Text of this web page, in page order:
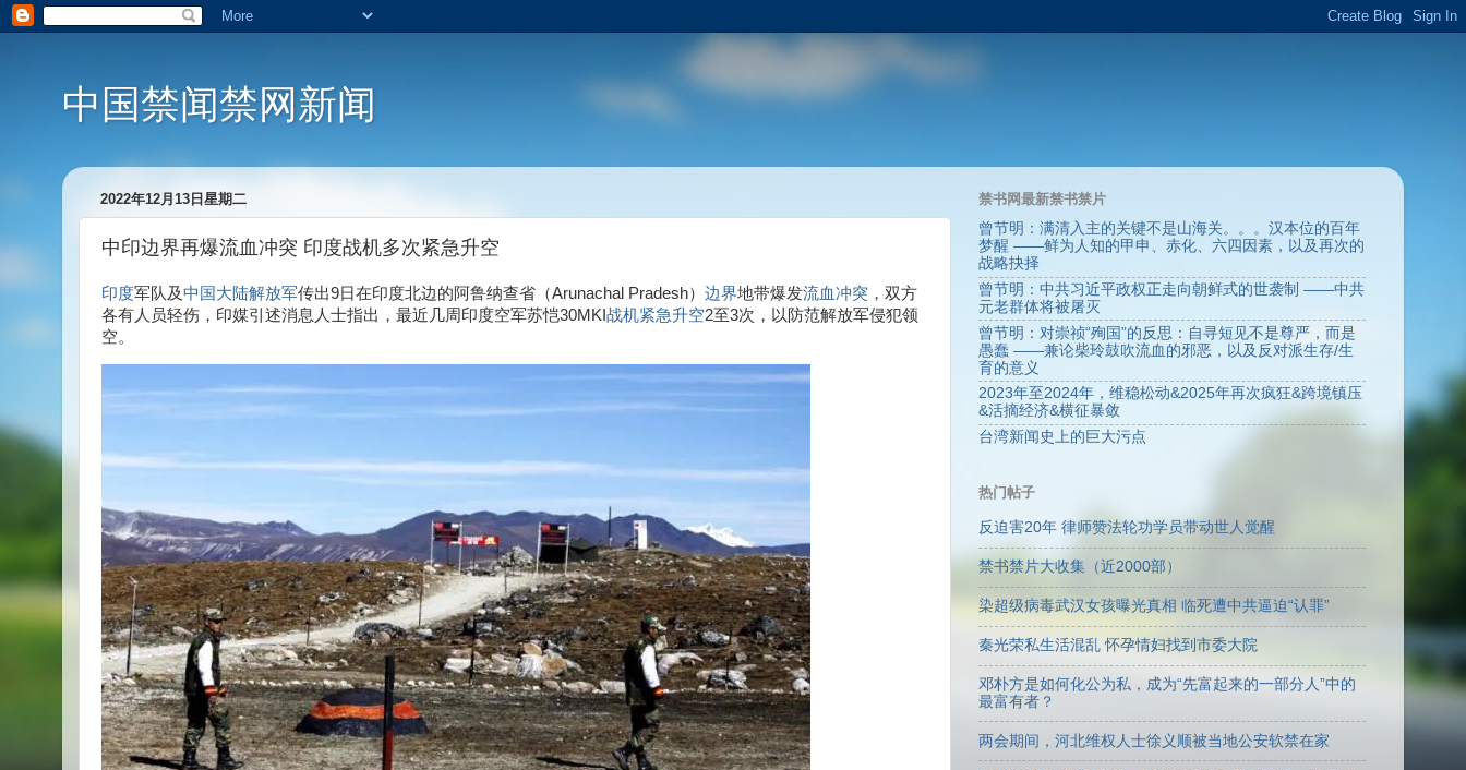
中国禁闻禁网新闻
2022年12月13日星期二
中印边界再爆流血冲突 印度战机多次紧急升空
印度军队及中国 大陆解放军传出9日在印度北边的阿鲁纳查省（Arunachal Pradesh） 边界地带爆发流血冲突 ，双方
各有人员轻伤，印媒引述消息人士指出，最近几周印度空军苏恺30MKI 战机紧急升空2至3次，以防范解放军侵犯领
空。
禁书网最新禁书禁片
曾节明：满清入主的关键不是山海关。。。汉本位的百年
梦醒 ——鲜为人知的甲申、赤化、六四因素，以及再次的
战略抉择
曾节明：中共习近平政权正走向朝鲜式的世袭制 ——中共
元老群体将被屠灭
曾节明：对崇祯“殉国”的反思：自寻短见不是尊严，而是
愚蠢 ——兼论柴玲鼓吹流血的邪恶，以及反对派生存/生
育的意义
2023年至2024年，维稳松动&2025年再次疯狂&跨境镇压
&活摘经济&横征暴敛
台湾新闻史上的巨大污点
热门帖子
反迫害20年 律师赞法轮功学员带动世人觉醒
禁书禁片大收集（近2000部）
染超级病毒武汉女孩曝光真相 临死遭中共逼迫“认罪”
秦光荣私生活混乱 怀孕情妇找到市委大院
邓朴方是如何化公为私，成为“先富起来的一部分人”中的
最富有者？
两会期间，河北维权人士徐义顺被当地公安软禁在家